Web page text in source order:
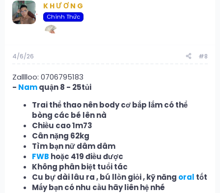
K H Ư Ơ N G
Chính Thức
4/6/26 #8
Zalllloo: 0706795183
- Namquận 8 - 25tủi
Trai thể thao nên body cơ bắp lắm có thể
bòng các bé lên nà
Chiều cao 1m73
Cân nặng 62kg
Tìm bạn nữ dâm dâm
FWB hoặc 419 điều được
Không phân biệt tuổi tác
Cu bự dài lâu ra , bú llồn giỏi , kỹ năng oral tốt
Mấy bạn có nhu cầu hãy liên hệ nhé